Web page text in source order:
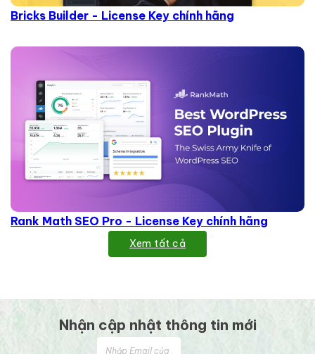
Bricks Builder - License Key chính hãng
Rank Math SEO Pro - License Key chính hãng
Xem tất cả
Nhận cập nhật thông tin mới